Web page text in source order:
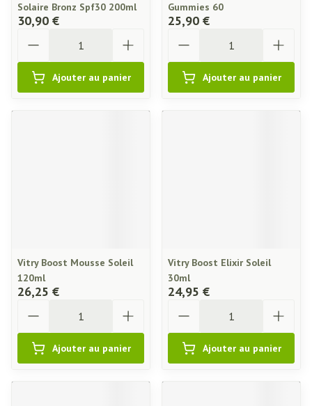
Solaire Bronz Spf30 200ml
30,90 €
Ajouter au panier
Gummies 60
25,90 €
Ajouter au panier
Vitry Boost Mousse Soleil
120ml
26,25 €
Ajouter au panier
Vitry Boost Elixir Soleil
30ml
24,95 €
Ajouter au panier